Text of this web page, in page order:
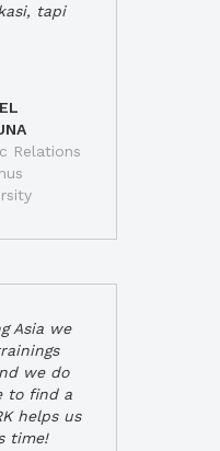
tapi
Relations
Asia we
we do
to find a
helps us
time!